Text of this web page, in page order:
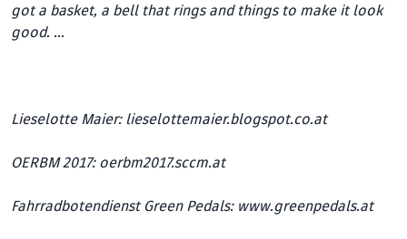
got a basket, a bell that rings and things to make it look
good. …
Lieselotte Maier: lieselottemaier.blogspot.co.at
OERBM 2017: oerbm2017.sccm.at
Fahrradbotendienst Green Pedals: www.greenpedals.at